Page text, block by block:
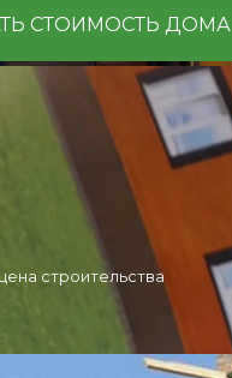
СТОИМОСТЬ ДОМА
строительства